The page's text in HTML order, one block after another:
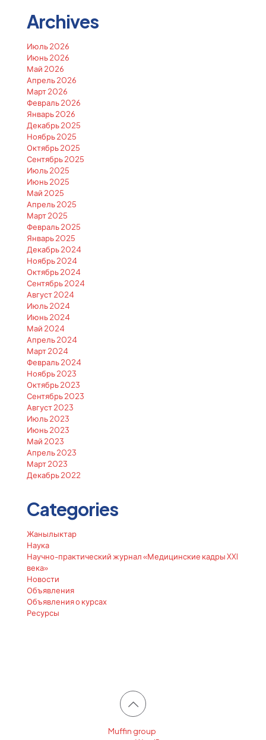
Archives
Июль 2026
Июнь 2026
Май 2026
Апрель 2026
Март 2026
Февраль 2026
Январь 2026
Декабрь 2025
Ноябрь 2025
Октябрь 2025
Сентябрь 2025
Июль 2025
Июнь 2025
Май 2025
Апрель 2025
Март 2025
Февраль 2025
Январь 2025
Декабрь 2024
Ноябрь 2024
Октябрь 2024
Сентябрь 2024
Август 2024
Июль 2024
Июнь 2024
Май 2024
Апрель 2024
Март 2024
Февраль 2024
Ноябрь 2023
Октябрь 2023
Сентябрь 2023
Август 2023
Июль 2023
Июнь 2023
Май 2023
Апрель 2023
Март 2023
Декабрь 2022
Categories
Жанылыктар
Наука
Научно-практический журнал «Медицинские кадры XXI
века»
Новости
Объявления
Объявления о курсах
Ресурсы
Muffin group